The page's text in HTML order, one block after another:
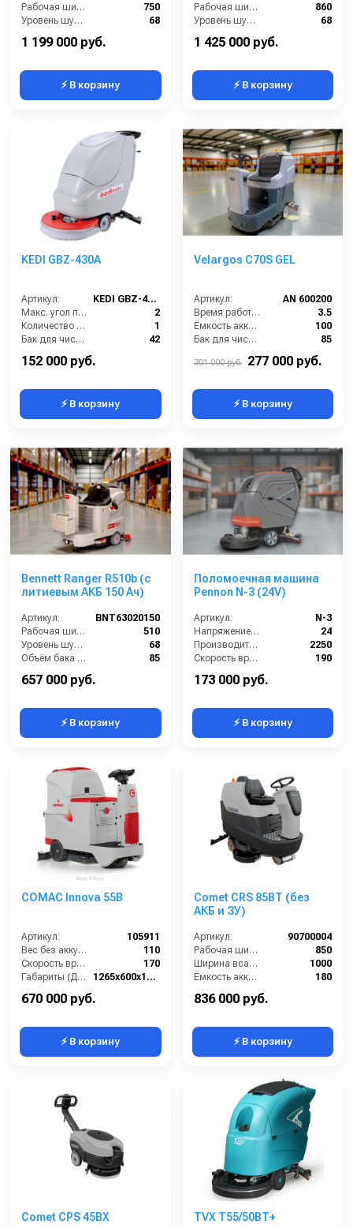
Рабочая ширина щеток (мм):
750
Уровень шума (дБ):
68
1 199 000 руб.
⚡ В корзину
Рабочая ширина щеток (мм):
860
Уровень шума (дБ):
68
1 425 000 руб.
⚡ В корзину
KEDI GBZ-430A
Артикул:
KEDI GBZ-430A
Макс. угол подъема (%):
2
Количество щеток (шт):
1
Бак для чистой воды (л):
42
152 000 руб.
⚡ В корзину
Velargos C70S GEL
Артикул:
AN 600200
Время работы от аккумуляторов (ч):
3.5
Ёмкость аккумулятора (Ач):
100
Бак для чистой воды (л):
85
700
301 000 руб. 277 000 руб.
⚡ В корзину
Bennett Ranger R510b (с
литиевым АКБ 150 Ач)
Артикул:
BNT63020150
Рабочая ширина (мм):
510
Уровень шума (дБ):
68
Объём бака для грязной воды (л):
85
657 000 руб.
⚡ В корзину
Поломоечная машина
Pennon N-3 (24V)
Артикул:
N-3
Напряжение (В):
24
Производительность по площади (м2/ч):
2250
Скорость вращения щётки (об/мин):
190
173 000 руб.
⚡ В корзину
COMAC Innova 55B
Артикул:
105911
Вес без аккумуляторов (кг):
110
Скорость вращения щётки (об/мин):
170
Габариты (ДхШхВ):
1265х600х1030
670 000 руб.
⚡ В корзину
Comet CRS 85BT (без
АКБ и ЗУ)
Артикул:
90700004
Рабочая ширина щеток (мм):
850
Ширина всасывающей балки (мм):
1000
Ёмкость аккумуляторов (Ач):
180
836 000 руб.
⚡ В корзину
Comet CPS 45BX TVX T55/50BT+